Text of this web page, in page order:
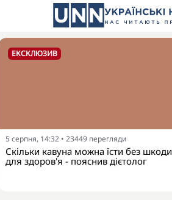
ЕКСКЛЮЗИВ
5 серпня, 14:32 • 23449 перегляди
Скільки кавуна можна їсти без шкоди
для здоров'я - пояснив дієтолог